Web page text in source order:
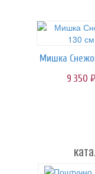
9 350 руб.